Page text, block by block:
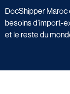
DocShipper
besoins d’import-
et le reste du